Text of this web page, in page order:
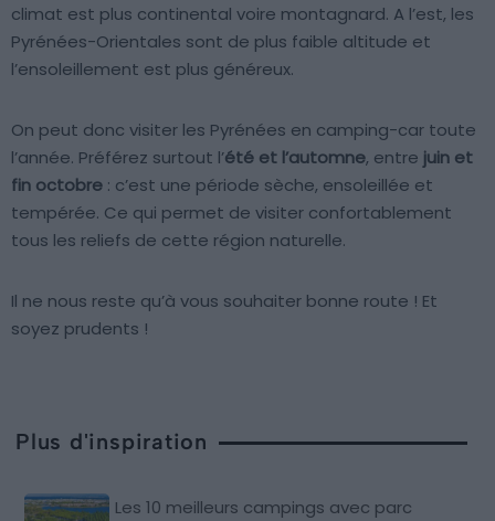
climat est plus continental voire montagnard. A l’est, les
Pyrénées-Orientales sont de plus faible altitude et
l’ensoleillement est plus généreux.
On peut donc visiter les Pyrénées en camping-car toute
l’année. Préférez surtout l’été et l’automne, entre juin et
fin octobre : c’est une période sèche, ensoleillée et
tempérée. Ce qui permet de visiter confortablement
tous les reliefs de cette région naturelle.
Il ne nous reste qu’à vous souhaiter bonne route ! Et
soyez prudents !
Plus d'inspiration
Les 10 meilleurs campings avec parc